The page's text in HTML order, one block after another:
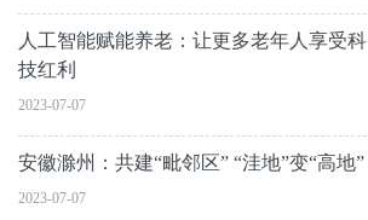
人工智能赋能养老：让更多老年人享受科
技红利
2023-07-07
安徽滁州：共建“毗邻区” “洼地”变“高地”
2023-07-07